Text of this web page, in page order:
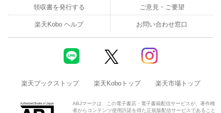
領収書を発行する ご意見・ご要望
楽天Kobo ヘルプ お問い合わせ窓口
楽天ブックストップ 楽天Koboトップ 楽天市場トップ
ABJマークは、この電子書店・電子書籍配信サービスが、著作権
者からコンテンツ使用許諾を得た正規版配信サービスであること